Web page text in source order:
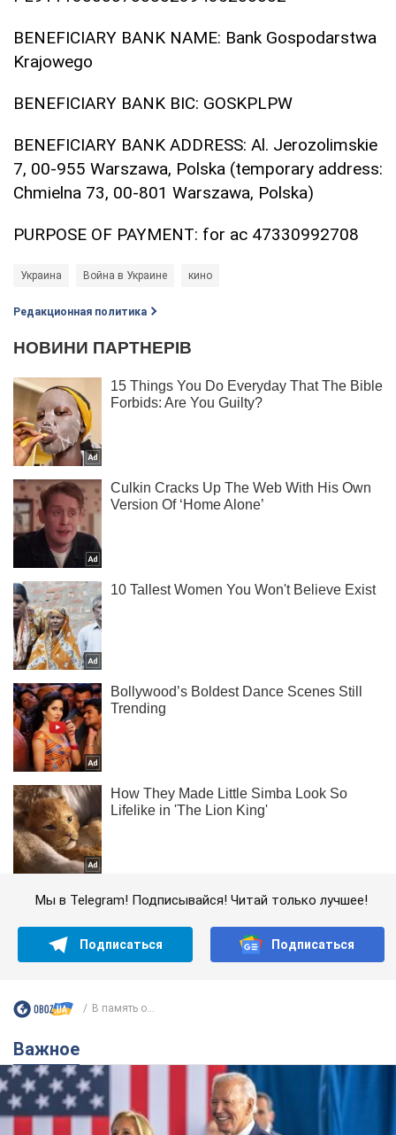
BENEFICIARY BANK NAME: Bank Gospodarstwa
Krajowego
BENEFICIARY BANK BIC: GOSKPLPW
BENEFICIARY BANK ADDRESS: Al. Jerozolimskie
7, 00-955 Warszawa, Polska (temporary address:
Chmielna 73, 00-801 Warszawa, Polska)
PURPOSE OF PAYMENT: for ac 47330992708
Украина Война в Украине кино
Редакционная политика
Мы в Telegram! Подписывайся! Читай только лучшее!
Подписаться Подписаться
В память о...
Важное